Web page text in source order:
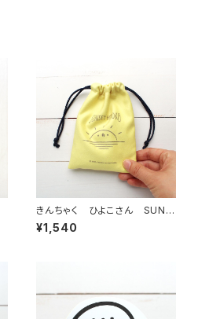
きんちゃく ひよこさん SUNS
ET
¥1,540